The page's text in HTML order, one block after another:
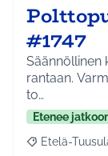
#1747
Säännöllinen
rantaan.
to…
Etenee
Rajaa tulokset
Etelä-